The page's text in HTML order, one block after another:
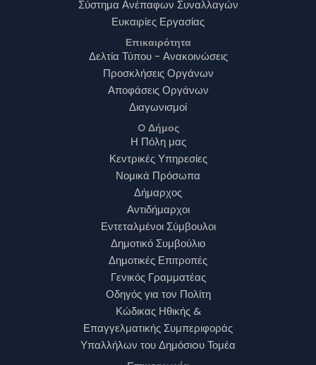
Σύστημα Ανέπαφων Συναλλαγών
Ευκαιρίες Εργασίας
Επικαιρότητα
Δελτία Τύπου - Ανακοινώσεις
Προσκλήσεις Οργάνων
Αποφάσεις Οργάνων
Διαγωνισμοί
O Δήμος
Η Πόλη μας
Κεντρικές Υπηρεσίες
Νομικά Πρόσωπα
Δήμαρχος
Αντιδήμαρχοι
Εντεταλμένοι Σύμβουλοι
Δημοτικό Συμβούλιο
Δημοτικές Επιτροπές
Γενικός Γραμματέας
Οδηγός για τον Πολίτη
Κώδικας Ηθικής &
Επαγγελματικής Συμπεριφοράς
Υπαλλήλων του Δημόσιoυ Τομέα